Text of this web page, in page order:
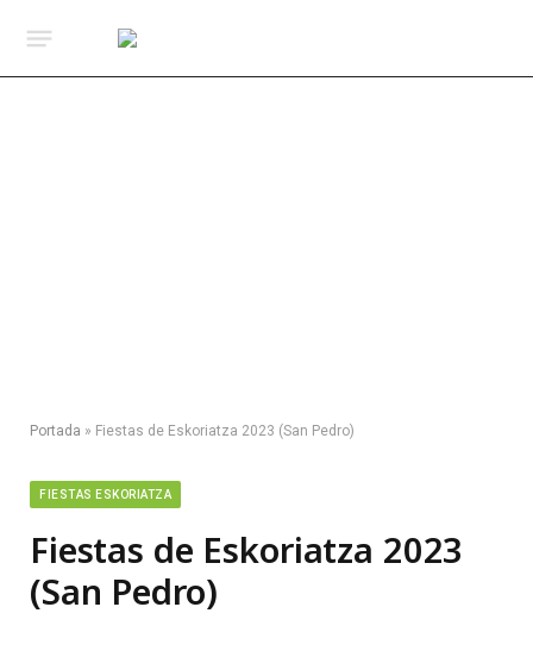
Portada » Fiestas de Eskoriatza 2023 (San Pedro)
FIESTAS ESKORIATZA
Fiestas de Eskoriatza 2023
(San Pedro)